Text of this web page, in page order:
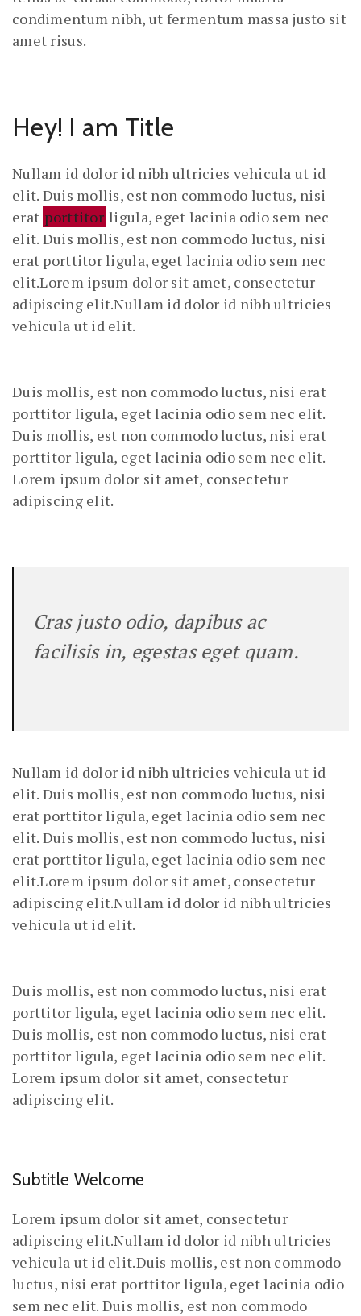
condimentum nibh, ut fermentum massa justo sit
amet risus.
Hey! I am Title
Nullam id dolor id nibh ultricies vehicula ut id
elit. Duis mollis, est non commodo luctus, nisi
erat porttitor ligula, eget lacinia odio sem nec
elit. Duis mollis, est non commodo luctus, nisi
erat porttitor ligula, eget lacinia odio sem nec
elit.Lorem ipsum dolor sit amet, consectetur
adipiscing elit.Nullam id dolor id nibh ultricies
vehicula ut id elit.
Duis mollis, est non commodo luctus, nisi erat
porttitor ligula, eget lacinia odio sem nec elit.
Duis mollis, est non commodo luctus, nisi erat
porttitor ligula, eget lacinia odio sem nec elit.
Lorem ipsum dolor sit amet, consectetur
adipiscing elit.
Cras justo odio, dapibus ac
facilisis in, egestas eget quam.
Nullam id dolor id nibh ultricies vehicula ut id
elit. Duis mollis, est non commodo luctus, nisi
erat porttitor ligula, eget lacinia odio sem nec
elit. Duis mollis, est non commodo luctus, nisi
erat porttitor ligula, eget lacinia odio sem nec
elit.Lorem ipsum dolor sit amet, consectetur
adipiscing elit.Nullam id dolor id nibh ultricies
vehicula ut id elit.
Duis mollis, est non commodo luctus, nisi erat
porttitor ligula, eget lacinia odio sem nec elit.
Duis mollis, est non commodo luctus, nisi erat
porttitor ligula, eget lacinia odio sem nec elit.
Lorem ipsum dolor sit amet, consectetur
adipiscing elit.
Subtitle Welcome
Lorem ipsum dolor sit amet, consectetur
adipiscing elit.Nullam id dolor id nibh ultricies
vehicula ut id elit.Duis mollis, est non commodo
luctus, nisi erat porttitor ligula, eget lacinia odio
sem nec elit. Duis mollis, est non commodo